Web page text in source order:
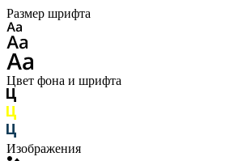
Размер шрифта
Цвет фона и шрифта
Изображения